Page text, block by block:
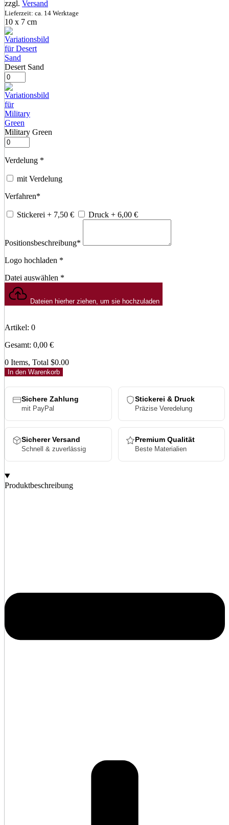
zzgl. Versand
Lieferzeit: ca. 14 Werktage
10 x 7 cm
Desert Sand
Military Green
Verdelung *
mit Verdelung
Verfahren*
Stickerei + 7,50 € Druck + 6,00 €
Positionsbeschreibung*
Logo hochladen *
Datei auswählen *
Dateien hierher ziehen, um sie hochzuladen
Artikel: 0
Gesamt: 0,00 €
0 Items, Total $0.00
In den Warenkorb
Sichere Zahlung
mit PayPal
Stickerei & Druck
Präzise Veredelung
Sicherer Versand
Schnell & zuverlässig
Premium Qualität
Beste Materialien
Produktbeschreibung